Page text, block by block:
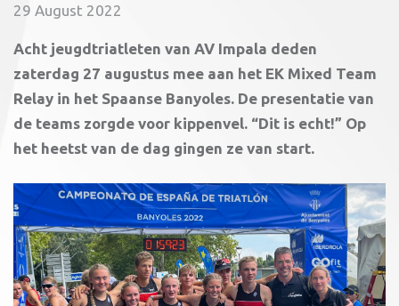
29 August 2022
Acht jeugdtriatleten van AV Impala deden
zaterdag 27 augustus mee aan het EK Mixed Team
Relay in het Spaanse Banyoles. De presentatie van
de teams zorgde voor kippenvel. “Dit is echt!” Op
het heetst van de dag gingen ze van start.